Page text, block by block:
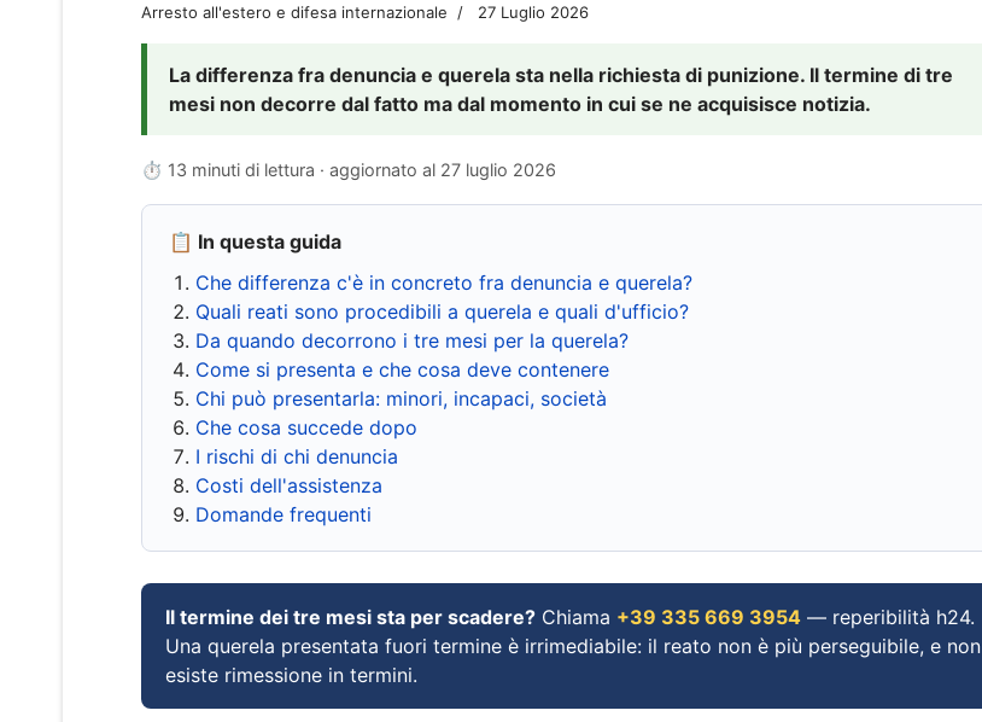
Arresto all'estero e difesa internazionale 27 Luglio 2026
La differenza fra denuncia e querela sta nella richiesta di punizione. Il termine di tre
mesi non decorre dal fatto ma dal momento in cui se ne acquisisce notizia.
⏱ 13 minuti di lettura · aggiornato al 27 luglio 2026
📋 In questa guida
Che differenza c'è in concreto fra denuncia e querela?
Quali reati sono procedibili a querela e quali d'ufficio?
Da quando decorrono i tre mesi per la querela?
Come si presenta e che cosa deve contenere
Chi può presentarla: minori, incapaci, società
Che cosa succede dopo
I rischi di chi denuncia
Costi dell'assistenza
Domande frequenti
Il termine dei tre mesi sta per scadere? Chiama +39 335 669 3954 — reperibilità h24.
Una querela presentata fuori termine è irrimediabile: il reato non è più perseguibile, e non
esiste rimessione in termini.